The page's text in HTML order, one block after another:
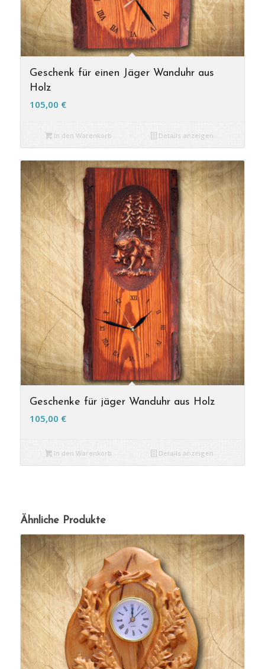
Geschenk für einen Jäger Wanduhr aus
Holz
105,00 €
In den Warenkorb Details anzeigen
Geschenke für jäger Wanduhr aus Holz
105,00 €
In den Warenkorb Details anzeigen
Ähnliche Produkte